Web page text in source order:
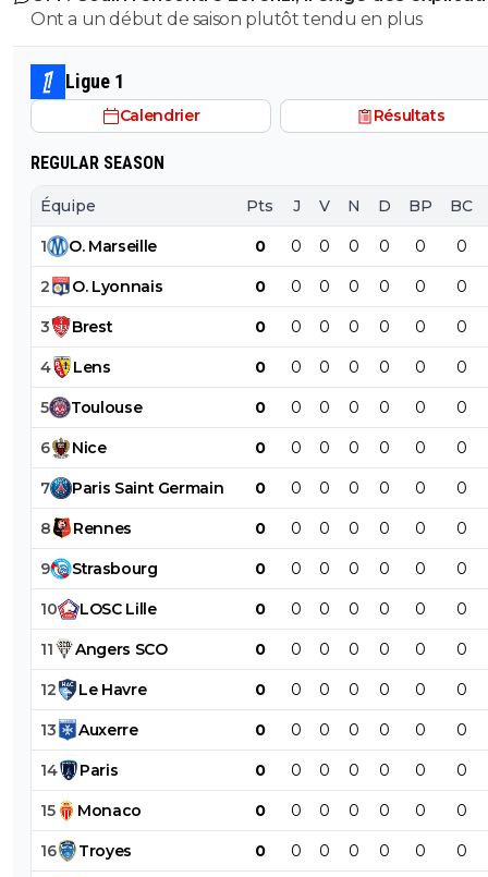
cherche a avoir raison la ou tu as tort alors je te laisse
maladie mentale jai pas les facultés je suis pas toubib ni
psychiatre
Ont a un début de saison plutôt tendu en plus
Ligue 1
Calendrier Résultats
REGULAR SEASON
Équipe Pts J V N D BP BC
1 O. Marseille 0 0 0 0 0 0 0
2 O. Lyonnais 0 0 0 0 0 0 0
3 Brest 0 0 0 0 0 0 0
4 Lens 0 0 0 0 0 0 0
5 Toulouse 0 0 0 0 0 0 0
6 Nice 0 0 0 0 0 0 0
7 Paris Saint Germain 0 0 0 0 0 0 0
8 Rennes 0 0 0 0 0 0 0
9 Strasbourg 0 0 0 0 0 0 0
10 LOSC Lille 0 0 0 0 0 0 0
11 Angers SCO 0 0 0 0 0 0 0
12 Le Havre 0 0 0 0 0 0 0
13 Auxerre 0 0 0 0 0 0 0
14 Paris 0 0 0 0 0 0 0
15 Monaco 0 0 0 0 0 0 0
16 Troyes 0 0 0 0 0 0 0